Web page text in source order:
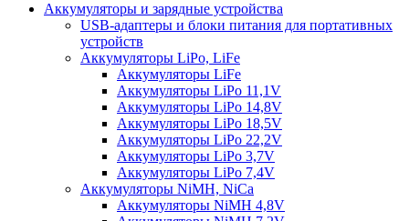
Аккумуляторы и зарядные устройства
USB-адаптеры и блоки питания для портативных
устройств
Аккумуляторы LiPo, LiFe
Аккумуляторы LiFe
Аккумуляторы LiPo 11,1V
Аккумуляторы LiPo 14,8V
Аккумуляторы LiPo 18,5V
Аккумуляторы LiPo 22,2V
Аккумуляторы LiPo 3,7V
Аккумуляторы LiPo 7,4V
Аккумуляторы NiMH, NiCa
Аккумуляторы NiMH 4,8V